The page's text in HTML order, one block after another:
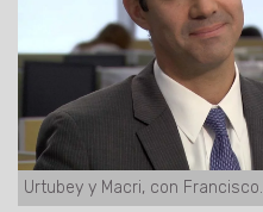
Urtubey y Macri, con Francisco.